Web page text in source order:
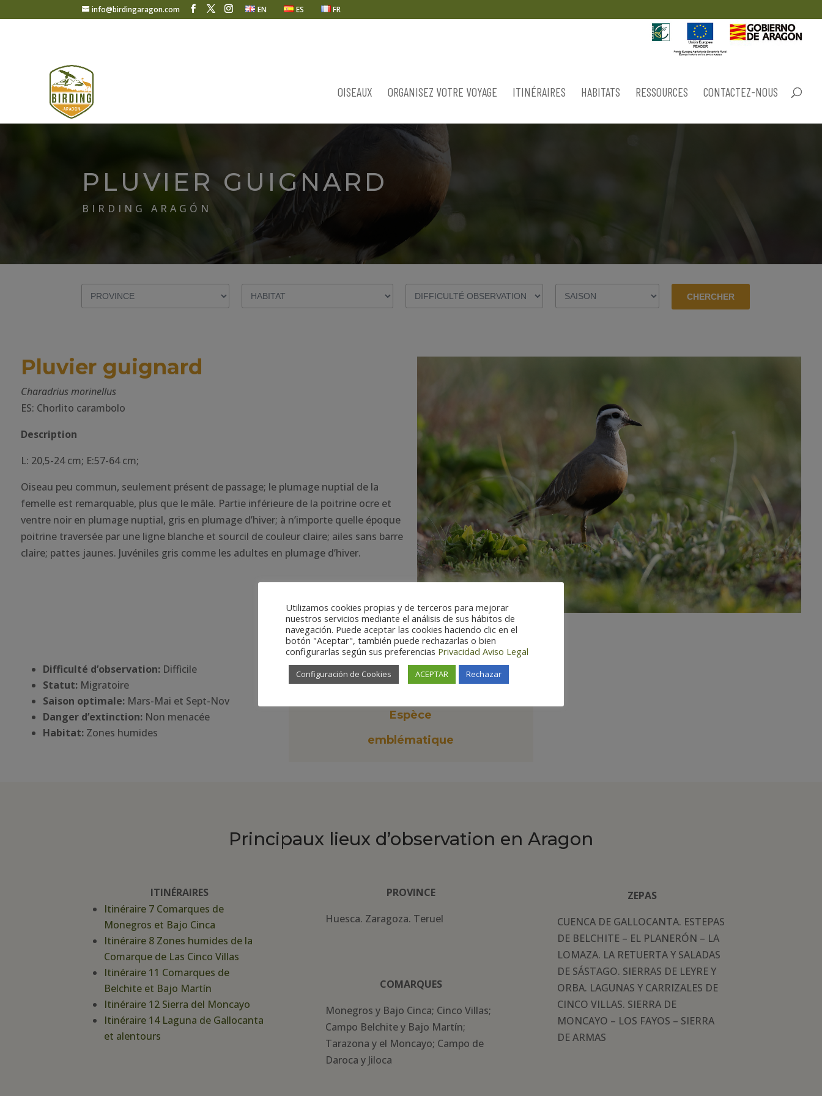
info@birdingaragon.com EN ES FR
OISEAUX ORGANISEZ VOTRE VOYAGE ITINÉRAIRES HABITATS RESSOURCES CONTACTEZ-NOUS
PLUVIER GUIGNARD
BIRDING ARAGÓN
Pluvier guignard
Charadrius morinellus
ES: Chorlito carambolo
Description
L: 20,5-24 cm; E:57-64 cm;
Oiseau peu commun, seulement présent de passage; le plumage nuptial de la
femelle est remarquable, plus que le mâle. Partie inférieure de la poitrine ocre et
ventre noir en plumage nuptial, gris en plumage d’hiver; à n’importe quelle époque
poitrine traversée par une ligne blanche et sourcil de couleur claire; ailes sans barre
claire; pattes jaunes. Juvéniles gris comme les adultes en plumage d’hiver.
Difficulté d’observation:Difficile
Statut:Migratoire
Saison optimale:Mars-Mai et Sept-Nov
Danger d’extinction:Non menacée
Habitat:Zones humides

Espèce
emblématique
Principaux lieux d’observation en Aragon
ITINÉRAIRES
Itinéraire 7 Comarques de
Monegros et Bajo Cinca
Itinéraire 8 Zones humides de la
Comarque de Las Cinco Villas
Itinéraire 11 Comarques de
Belchite et Bajo Martín
Itinéraire 12 Sierra del Moncayo
Itinéraire 14 Laguna de Gallocanta
et alentours
PROVINCE
Huesca. Zaragoza. Teruel
COMARQUES
Monegros y Bajo Cinca; Cinco Villas;
Campo Belchite y Bajo Martín;
Tarazona y el Moncayo; Campo de
Daroca y Jiloca
ZEPAS
CUENCA DE GALLOCANTA. ESTEPAS
DE BELCHITE – EL PLANERÓN – LA
LOMAZA. LA RETUERTA Y SALADAS
DE SÁSTAGO. SIERRAS DE LEYRE Y
ORBA. LAGUNAS Y CARRIZALES DE
CINCO VILLAS. SIERRA DE
MONCAYO – LOS FAYOS – SIERRA
DE ARMAS
Utilizamos cookies propias y de terceros para mejorar
nuestros servicios mediante el análisis de sus hábitos de
navegación. Puede aceptar las cookies haciendo clic en el
botón "Aceptar", también puede rechazarlas o bien
configurarlas según sus preferencias Privacidad Aviso Legal
Configuración de Cookies ACEPTAR Rechazar